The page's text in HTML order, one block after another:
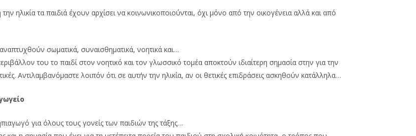
ηλικία τα παιδιά έχουν αρχίσει να κοινωνικοποιούνται, όχι μόνο από την οικογένεια αλλά και από
σωματικά, συναισθηματικά, νοητικά και…
του το παιδί στον νοητικό και τον γλωσσικό τομέα αποκτούν ιδιαίτερη σημασία στην για την
Αντιλαμβανόμαστε λοιπόν ότι σε αυτήν την ηλικία, αν οι θετικές επιδράσεις ασκηθούν κατάλληλα…
για όλους τους γονείς των παιδιών της τάξης…